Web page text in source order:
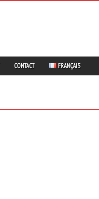
CONTACT FRANÇAIS